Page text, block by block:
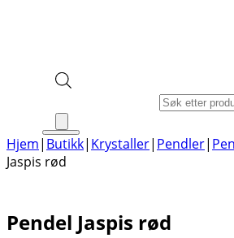
Hjem| Butikk| Krystaller| Pendler|
Jaspis rød
Pendel Jaspis rød